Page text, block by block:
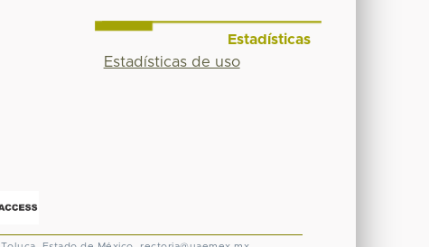
Estadísticas
Estadísticas de uso